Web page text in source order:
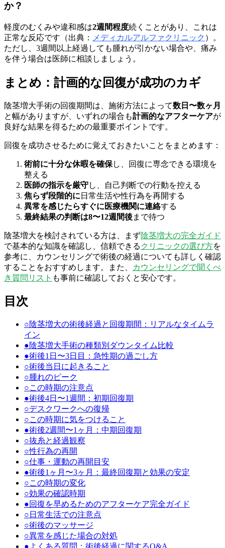
か？
軽度のむくみや違和感は2週間程度続くことがあり、これは
正常な反応です（出典：
メディカルアルファクリニック ）。
ただし、3週間以上経過しても腫れが引かない場合や、痛み
を伴う場合は医師に相談しましょう。
まとめ：計画的な回復が成功のカギ
陰茎増大手術の回復期間は、施術方法によって数日〜数ヶ月
と幅がありますが、いずれの場合も計画的なアフターケアが
良好な結果を得るための最重要ポイントです。
回復を成功させるために覚えておきたいことをまとめます：
術前に十分な休暇を確保し、回復に専念できる環境を
整える
医師の指示を厳守し、自己判断での行動を控える
焦らず段階的に 日常生活や性行為を再開する
異常を感じたらすぐに医療機関に連絡する
最終結果の判断は8〜12週間後まで待つ
陰茎増大を検討されている方は、まず陰茎増大の完全ガイド
で基本的な知識を確認し、信頼できる クリニックの選び方を
参考に、カウンセリングで術後の経過についても詳しく確認
することをおすすめします。また、
カウンセリングで聞くべ
き質問リスト も事前に確認しておくと安心です。
目次
○陰茎増大の術後経過と回復期間：リアルなタイムラ
イン
●陰茎増大手術の種類別ダウンタイム比較
●術後1日〜3日目：急性期の過ごし方
○術後当日に起きること
○腫れのピーク
○この時期の注意点
●術後4日〜1週間：初期回復期
○デスクワークへの復帰
○この時期に気をつけること
●術後2週間〜1ヶ月：中期回復期
○抜糸と経過観察
○性行為の再開
○仕事・運動の再開目安
●術後1ヶ月〜3ヶ月：最終回復期と効果の安定
○この時期の変化
○効果の確認時期
●回復を早めるためのアフターケア完全ガイド
○ 日常生活での注意点
○術後のマッサージ
○異常を感じた場合の対処